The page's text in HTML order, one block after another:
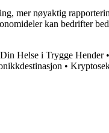
mer nøyaktig
kan bedrifter
Helse i Trygge Hender•
•